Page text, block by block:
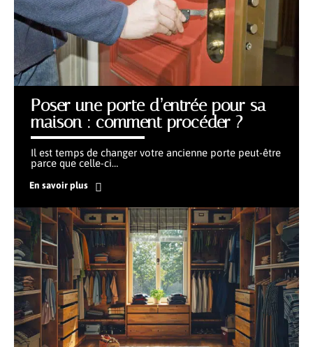
Poser une porte d’entrée pour sa
maison : comment procéder ?
Il est temps de changer votre ancienne porte peut-être
parce que celle-ci…
En savoir plus